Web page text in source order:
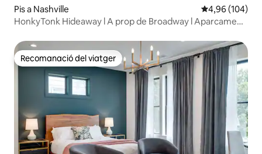
Pis a Nashville 4,96 de
4,96 (104)
HonkyTonk Hideaway l A prop de Broadway l Aparcament
Recomanació del viatger
Recomanació del viatger